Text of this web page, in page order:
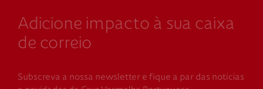
Adicione impacto à sua caixa
de correio
Subscreva a nossa newsletter e fique a par das notícias